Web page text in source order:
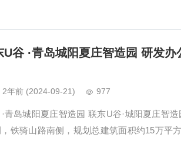
谷 ·青岛城阳夏庄智造园 研发
2年前 (2024-09-21) 977
青岛城阳夏庄智造园 联东U谷·城阳夏庄智
铁骑山路南侧，规划总建筑面积约15万平